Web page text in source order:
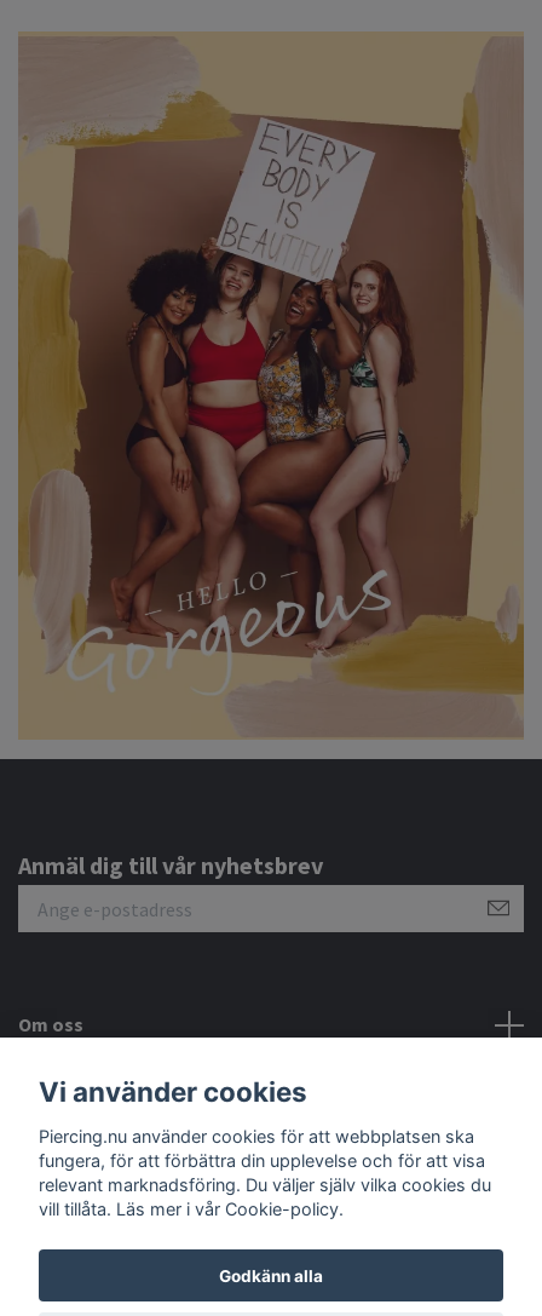
Anmäl dig till vår nyhetsbrev
Om oss
Kundtjänst
Sociala medier
Vi använder cookies
Piercing.nu använder cookies för att webbplatsen ska
fungera, för att förbättra din upplevelse och för att visa
relevant marknadsföring. Du väljer själv vilka cookies du
vill tillåta. Läs mer i vår Cookie-policy.
Godkänn alla